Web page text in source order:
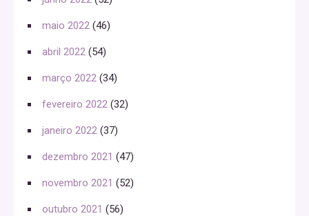
maio 2022 (46)
abril 2022 (54)
março 2022 (34)
fevereiro 2022 (32)
janeiro 2022 (37)
dezembro 2021 (47)
novembro 2021 (52)
outubro 2021 (56)